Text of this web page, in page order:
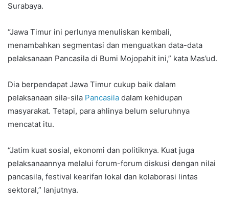
Surabaya.
“Jawa Timur ini perlunya menuliskan kembali,
menambahkan segmentasi dan menguatkan data-data
pelaksanaan Pancasila di Bumi Mojopahit ini,” kata Mas’ud.
Dia berpendapat Jawa Timur cukup baik dalam
pelaksanaan sila-sila Pancasila dalam kehidupan
masyarakat. Tetapi, para ahlinya belum seluruhnya
mencatat itu.
“Jatim kuat sosial, ekonomi dan politiknya. Kuat juga
pelaksanaannya melalui forum-forum diskusi dengan nilai
pancasila, festival kearifan lokal dan kolaborasi lintas
sektoral,” lanjutnya.